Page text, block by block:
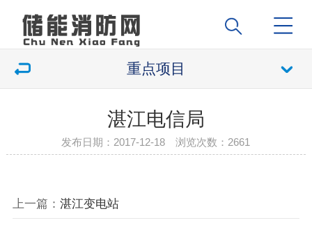
重点项目
湛江电信局
发布日期：2017-12-18 浏览次数： 2661
上一篇： 湛江变电站